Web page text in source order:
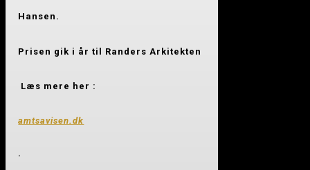
Hansen.
Prisen gik i år til Randers Arkitekten
Læs mere her :
amtsavisen.dk
·